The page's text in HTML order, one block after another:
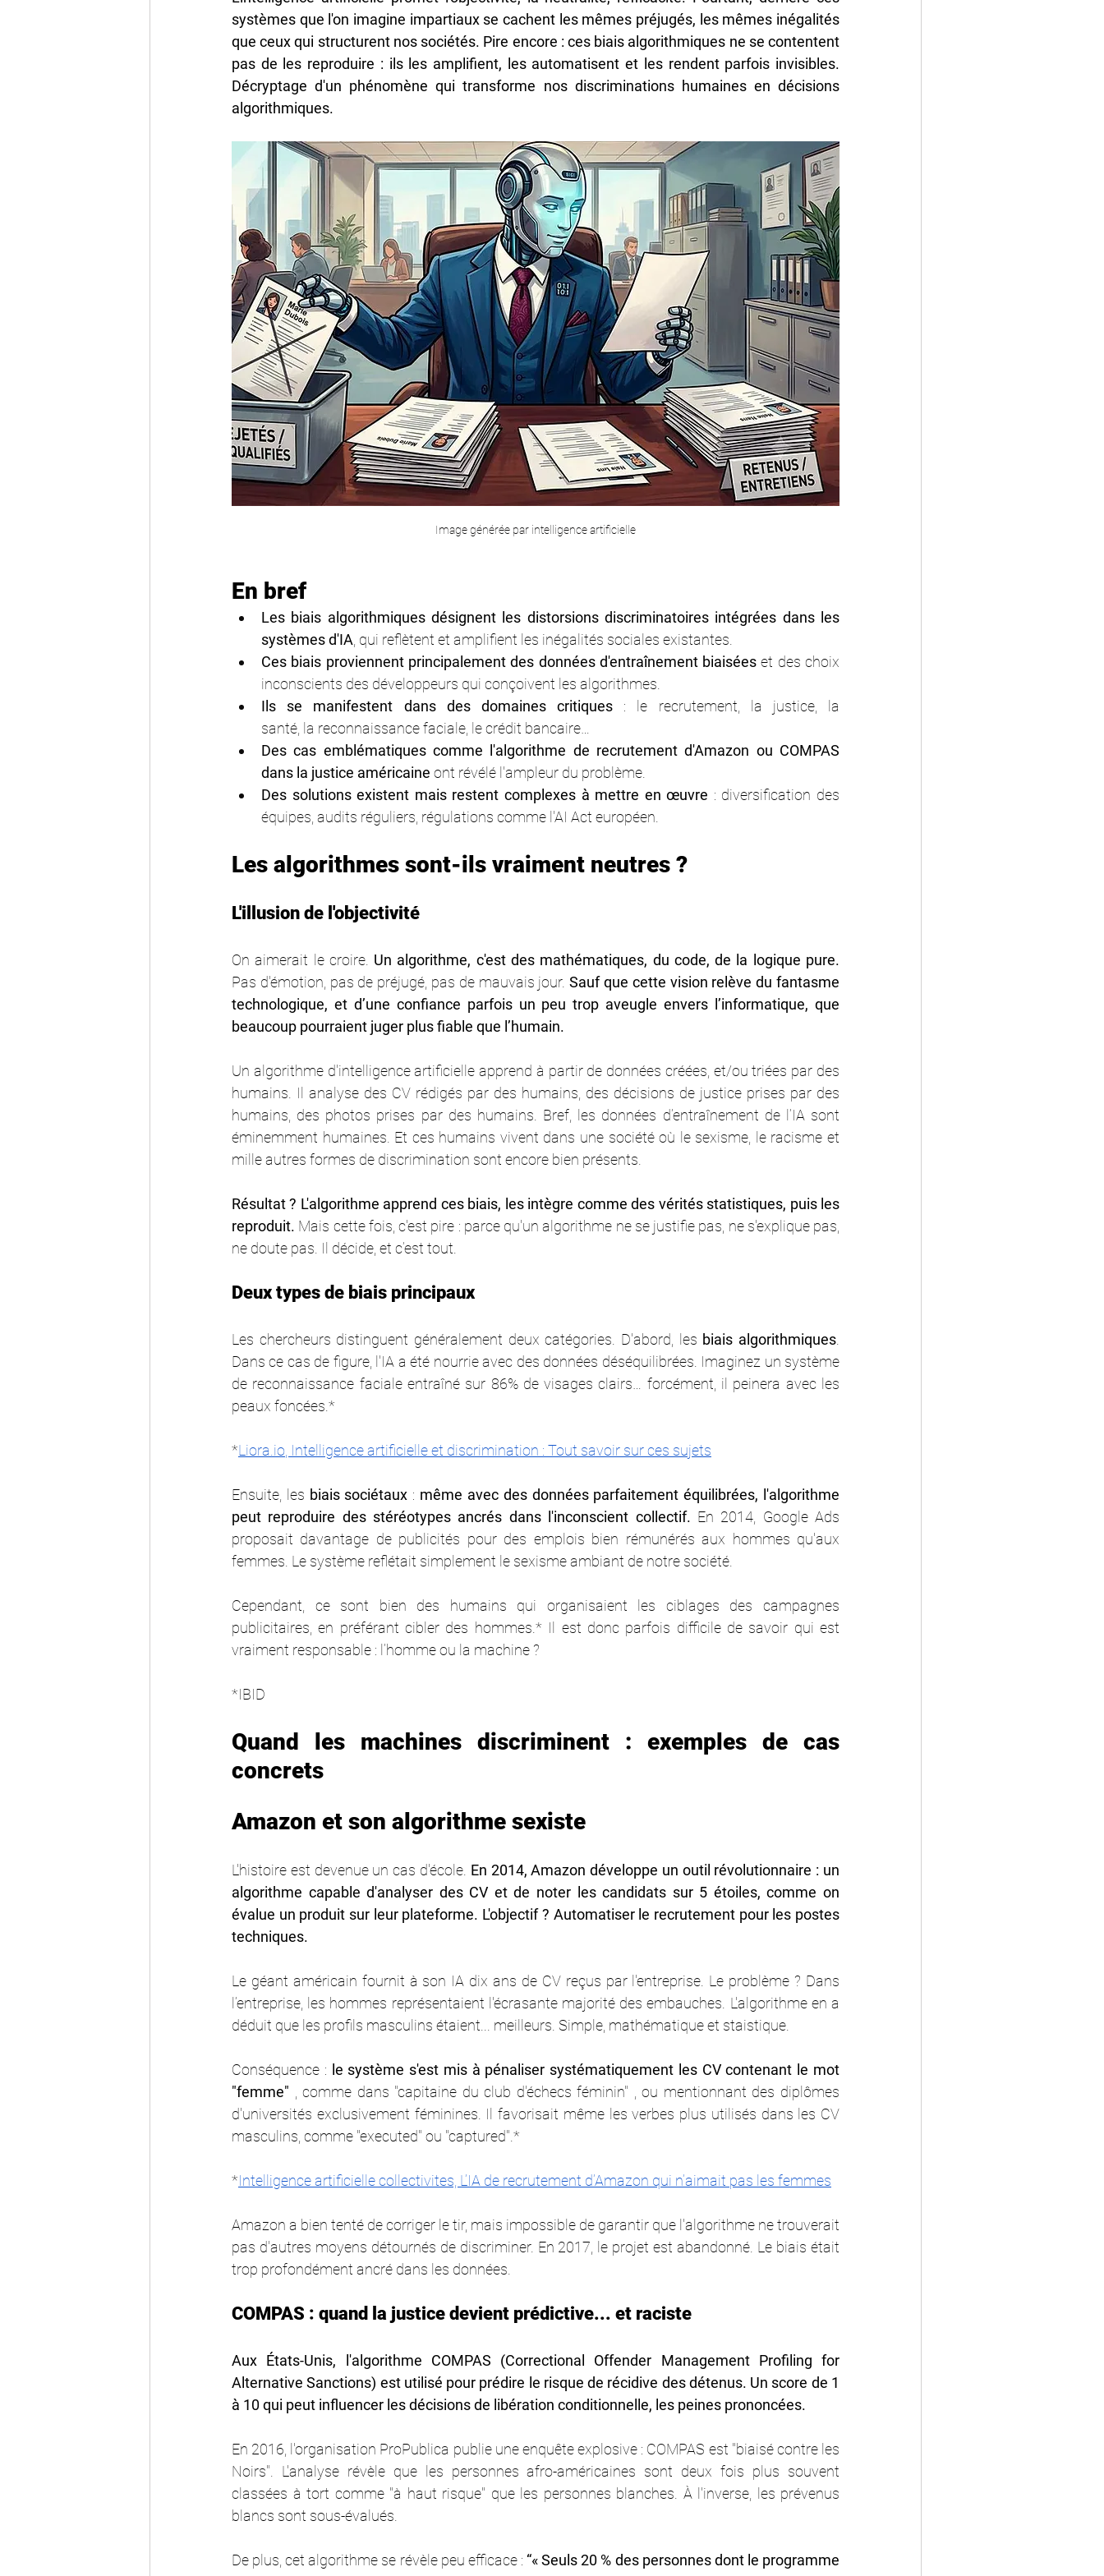
systèmes que l'on imagine impartiaux se cachent les mêmes préjugés, les mêmes inégalités
que ceux qui structurent nos sociétés. Pire encore : ces biais algorithmiques ne se contentent
pas de les reproduire : ils les amplifient, les automatisent et les rendent parfois invisibles.
Décryptage d'un phénomène qui transforme nos discriminations humaines en décisions
algorithmiques.
Image générée par intelligence artificielle
En bref
Les biais algorithmiques désignent les distorsions discriminatoires intégrées dans les
systèmes d'IA , qui reflètent et amplifient les inégalités sociales existantes.
Ces biais proviennent principalement des données d'entraînement biaisées et des choix
inconscients des développeurs qui conçoivent les algorithmes.
Ils se manifestent dans des domaines critiques : le recrutement, la justice, la
santé, la reconnaissance faciale, le crédit bancaire…
Des cas emblématiques comme l'algorithme de recrutement d'Amazon ou COMPAS
dans la justice américaine ont révélé l'ampleur du problème.
Des solutions existent mais restent complexes à mettre en œuvre : diversification des
équipes, audits réguliers, régulations comme l'AI Act européen.
Les algorithmes sont-ils vraiment neutres ?
L'illusion de l'objectivité
On aimerait le croire. Un algorithme, c'est des mathématiques, du code, de la logique pure.
Pas d'émotion, pas de préjugé, pas de mauvais jour. Sauf que cette vision relève du fantasme
technologique, et d’une confiance parfois un peu trop aveugle envers l’informatique, que
beaucoup pourraient juger plus fiable que l’humain.
Un algorithme d'intelligence artificielle apprend à partir de données créées, et/ou triées par des
humains. Il analyse des CV rédigés par des humains, des décisions de justice prises par des
humains, des photos prises par des humains. Bref, les données d’entraînement de l’IA sont
éminemment humaines. Et ces humains vivent dans une société où le sexisme, le racisme et
mille autres formes de discrimination sont encore bien présents.
Résultat ? L'algorithme apprend ces biais, les intègre comme des vérités statistiques, puis les
reproduit. Mais cette fois, c'est pire : parce qu'un algorithme ne se justifie pas, ne s'explique pas,
ne doute pas. Il décide, et c’est tout.
Deux types de biais principaux
Les chercheurs distinguent généralement deux catégories. D'abord, les biais algorithmiques
Dans ce cas de figure, l'IA a été nourrie avec des données déséquilibrées. Imaginez un système
de reconnaissance faciale entraîné sur 86% de visages clairs… forcément, il peinera avec les
peaux foncées.*
*Liora.io , Intelligence artificielle et discrimination : Tout savoir sur ces sujets
Ensuite, les biais sociétaux : même avec des données parfaitement équilibrées, l'algorithme
peut reproduire des stéréotypes ancrés dans l'inconscient collectif. En 2014, Google Ads
proposait davantage de publicités pour des emplois bien rémunérés aux hommes qu'aux
femmes. Le système reflétait simplement le sexisme ambiant de notre société.
Cependant, ce sont bien des humains qui organisaient les ciblages des campagnes
publicitaires, en préférant cibler des hommes.* Il est donc parfois difficile de savoir qui est
vraiment responsable : l’homme ou la machine ?
*IBID
Quand les machines discriminent : exemples de cas
concrets
Amazon et son algorithme sexiste
L'histoire est devenue un cas d'école. En 2014, Amazon développe un outil révolutionnaire : un
algorithme capable d'analyser des CV et de noter les candidats sur 5 étoiles, comme on
évalue un produit sur leur plateforme. L'objectif ? Automatiser le recrutement pour les postes
techniques.
Le géant américain fournit à son IA dix ans de CV reçus par l'entreprise. Le problème ? Dans
l’entreprise, les hommes représentaient l'écrasante majorité des embauches. L'algorithme en a
déduit que les profils masculins étaient... meilleurs. Simple, mathématique et staistique.
Conséquence : le système s'est mis à pénaliser systématiquement les CV contenant le mot
"femme"
, comme dans "capitaine du club d'échecs féminin" , ou mentionnant des diplômes
d'universités exclusivement féminines. Il favorisait même les verbes plus utilisés dans les CV
masculins, comme "executed" ou "captured".*
*Intelligence artificielle collectivites, L’IA de recrutement d’Amazon qui n’aimait pas les femmes
Amazon a bien tenté de corriger le tir, mais impossible de garantir que l'algorithme ne trouverait
pas d'autres moyens détournés de discriminer. En 2017, le projet est abandonné. Le biais était
trop profondément ancré dans les données.
COMPAS : quand la justice devient prédictive... et raciste
Aux États-Unis, l'algorithme COMPAS (Correctional Offender Management Profiling for
Alternative Sanctions) est utilisé pour prédire le risque de récidive des détenus. Un score de 1
à 10 qui peut influencer les décisions de libération conditionnelle, les peines prononcées.
En 2016, l'organisation ProPublica publie une enquête explosive : COMPAS est "biaisé contre les
Noirs". L'analyse révèle que les personnes afro-américaines sont deux fois plus souvent
classées à tort comme "à haut risque" que les personnes blanches. À l'inverse, les prévenus
blancs sont sous-évalués.
De plus, cet algorithme se révèle peu efficace : “« Seuls 20 % des personnes dont le programme